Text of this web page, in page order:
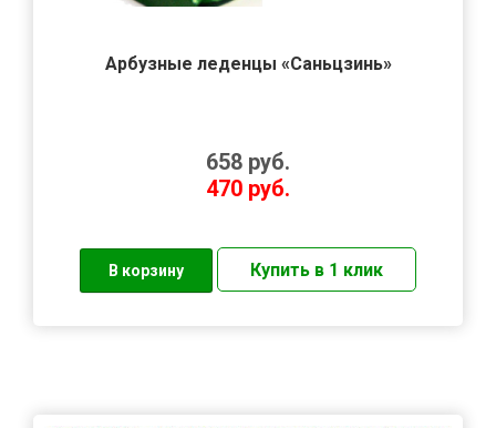
Арбузные леденцы «Саньцзинь»
658 руб.
470 руб.